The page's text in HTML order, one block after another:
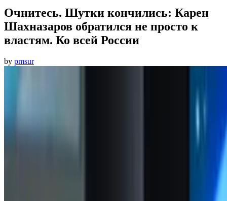
Очнитесь. Шутки кончились: Карен
Шахназаров обратился не просто к
властям. Ко всей России
by pmsur